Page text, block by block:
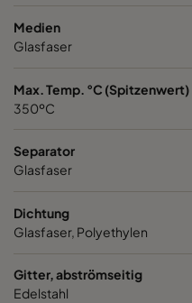
Medien
Glasfaser
Max. Temp. °C (Spitzenwert)
350ºC
Separator
Glasfaser
Dichtung
Glasfaser, Polyethylen
Gitter, abströmseitig
Edelstahl